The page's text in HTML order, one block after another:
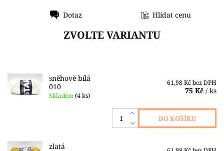
Dotaz Hlídat cenu
ZVOLTE VARIANTU
sněhově bílá
010
Skladem(4 ks)
61,98 Kč bez DPH
75 Kč / ks
zlatá